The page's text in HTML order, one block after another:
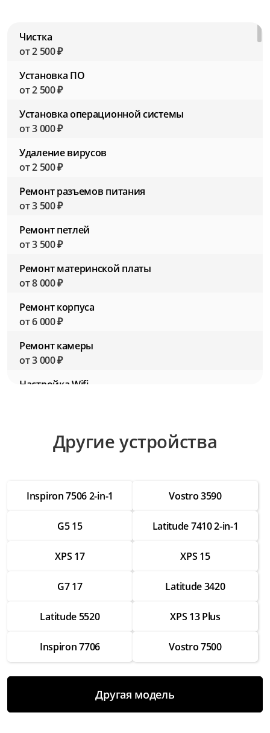
Чистка
от 2 500 ₽
Установка ПО
от 2 500 ₽
Установка операционной системы
от 3 000 ₽
Удаление вирусов
от 2 500 ₽
Ремонт разъемов питания
от 3 500 ₽
Ремонт петлей
от 3 500 ₽
Ремонт материнской платы
от 8 000 ₽
Ремонт корпуса
от 6 000 ₽
Ремонт камеры
от 3 000 ₽
Настройка Wifi
от 2 500 ₽
Настройка операционной системы
от 3 500 ₽
от 3 500 ₽
Замена SSD
Замена HDD
Другие устройства
Inspiron 7506 2-in-1 Vostro 3590
G5 15 Latitude 7410 2-in-1
XPS 17 XPS 15
G7 17 Latitude 3420
Latitude 5520 XPS 13 Plus
Inspiron 7706 Vostro 7500
Другая модель